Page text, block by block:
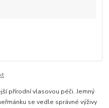
přírodní vlasovou péči. Jemný
se vedle správné výživy